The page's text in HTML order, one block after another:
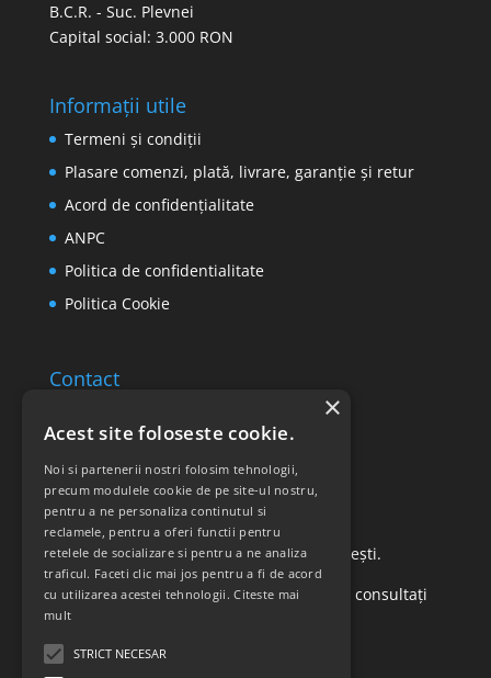
B.C.R. - Suc. Plevnei
Capital social: 3.000 RON
Informații utile
Termeni și condiții
Plasare comenzi, plată, livrare, garanție și retur
Acord de confidențialitate
ANPC
Politica de confidentialitate
Politica Cookie
Contact
Retur produse
Str. Vasile Mironiuc nr. 3, Sector 1, București.
Pentru detalii suplimentare, vă rugăm să consultați
politica de returnare a produselor
Acest site foloseste cookie.
Noi si partenerii nostri folosim tehnologii,
precum modulele cookie de pe site-ul nostru,
pentru a ne personaliza continutul si
reclamele, pentru a oferi functii pentru
retelele de socializare si pentru a ne analiza
traficul. Faceti clic mai jos pentru a fi de acord
cu utilizarea acestei tehnologii.Citeste mai
mult
STRICT NECESAR
×